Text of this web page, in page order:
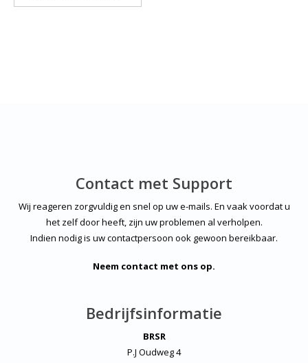
Contact met Support
Wij reageren zorgvuldig en snel op uw e-mails. En vaak voordat u
het zelf door heeft, zijn uw problemen al verholpen.
Indien nodig is uw contactpersoon ook gewoon bereikbaar.
Neem contact met ons op.
Bedrijfsinformatie
BRSR
P.J Oudweg 4